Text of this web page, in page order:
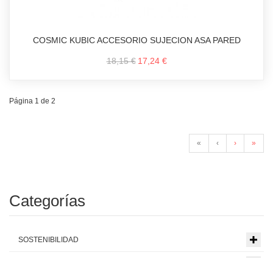
COSMIC KUBIC ACCESORIO SUJECION ASA PARED
18,15 € 17,24 €
Página 1 de 2
« ‹ › »
Categorías
SOSTENIBILIDAD